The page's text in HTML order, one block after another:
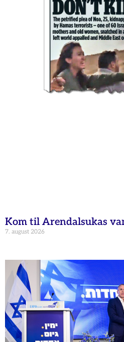
Kom til Arendalsukas
7. august 2026